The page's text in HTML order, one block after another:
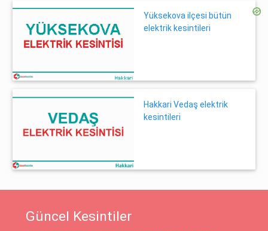
Yüksekova ilçesi bütün
elektrik kesintileri
Hakkari Vedaş elektrik
kesintileri
Güncel Kesintiler